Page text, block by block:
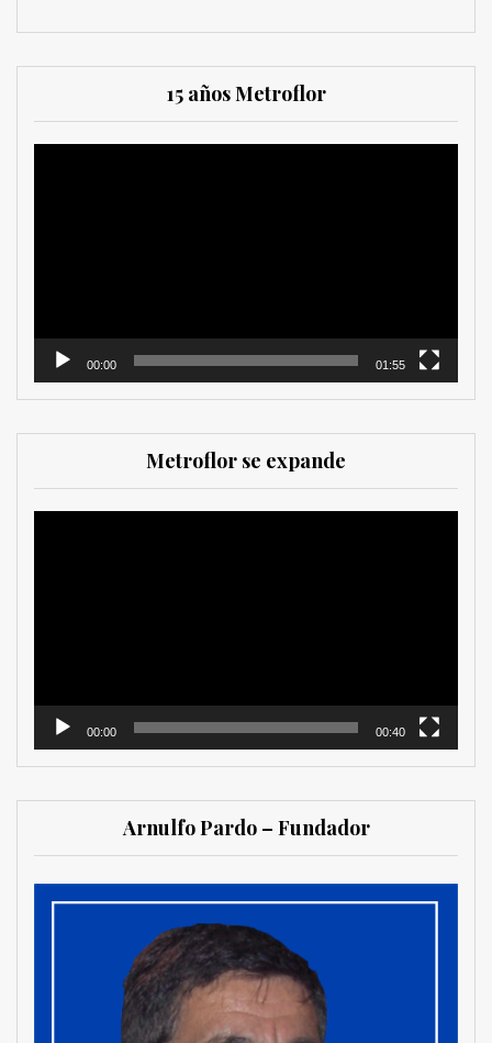
15 años Metroflor
00:00 01:55
Metroflor se expande
00:00 00:40
Arnulfo Pardo – Fundador